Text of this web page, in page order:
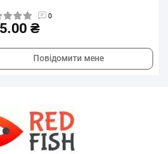
0
₴
Повідомити мене